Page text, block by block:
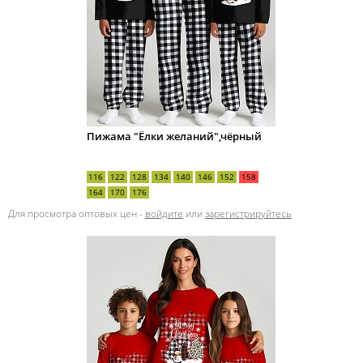
Пижама "Ёлки желаний",чёрный
116 122 128 134 140 146 152
158
164
170 176
Для просмотра оптовых цен - войдите или зарегистрируйтесь